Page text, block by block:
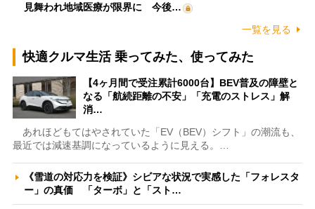
見舞われ地域医療が限界に 今後…
一覧を見る
快適クルマ生活 乗ってみた、使ってみた
【4ヶ月間で受注累計6000台】BEV普及の障壁と
なる「航続距離の不安」「充電のストレス」解
消…
あれほどもてはやされていた「EV（BEV）シフト」の潮流も、
最近では減速基調になっているように見える。…
《雪道の対応力を検証》シビアな状況で実感した「フォレスタ
ー」の真価 「ターボ」と「スト…